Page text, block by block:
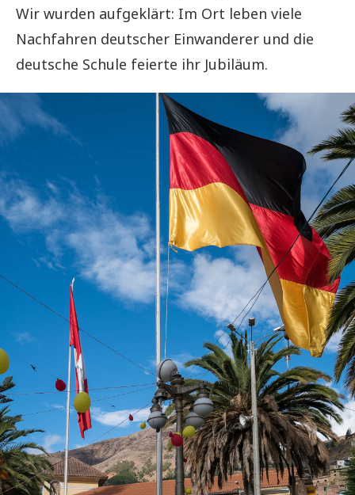
Wir wurden aufgeklärt: Im Ort leben viele
Nachfahren deutscher Einwanderer und die
deutsche Schule feierte ihr Jubiläum.